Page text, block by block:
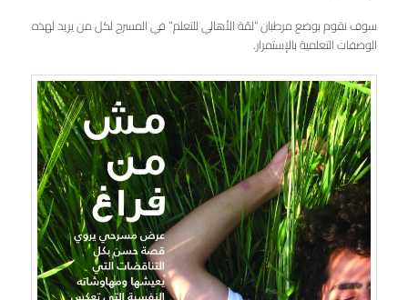
سوف نقوم بوضع مرطبان “لمّة الأهالي للتعلم” في المسرح لكل من يريد لهذه
الوصفات التعلمية بالإستمرار.